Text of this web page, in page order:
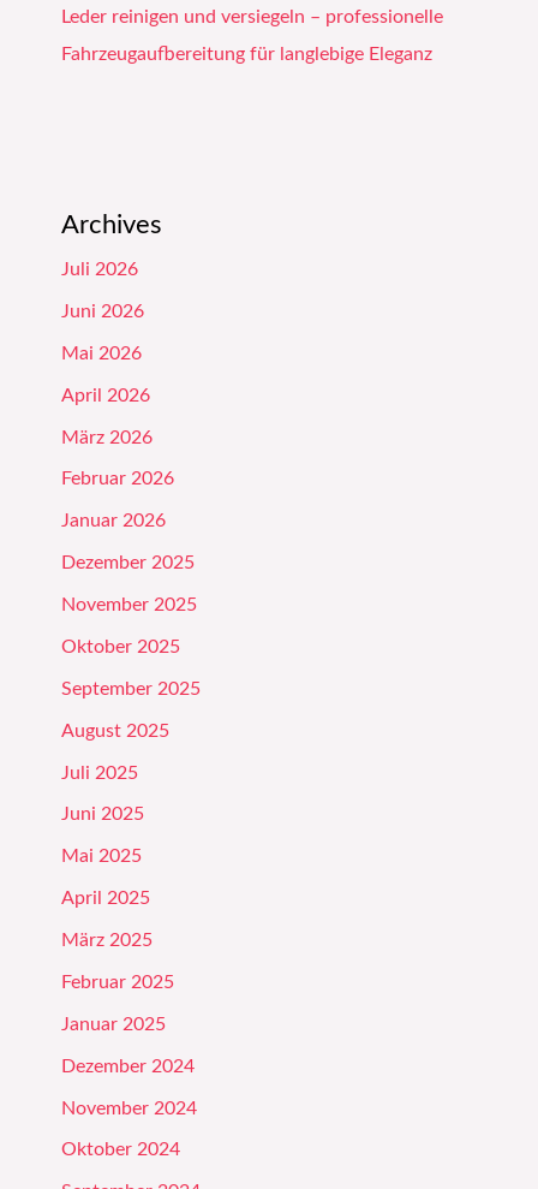
Leder reinigen und versiegeln – professionelle
Fahrzeugaufbereitung für langlebige Eleganz
Archives
Juli 2026
Juni 2026
Mai 2026
April 2026
März 2026
Februar 2026
Januar 2026
Dezember 2025
November 2025
Oktober 2025
September 2025
August 2025
Juli 2025
Juni 2025
Mai 2025
April 2025
März 2025
Februar 2025
Januar 2025
Dezember 2024
November 2024
Oktober 2024